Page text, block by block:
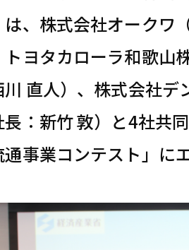
、株式会社オークワ
ヨタカローラ和歌山
直人）、株式会社
：新竹 敦）と4社共
事業コンテスト」に